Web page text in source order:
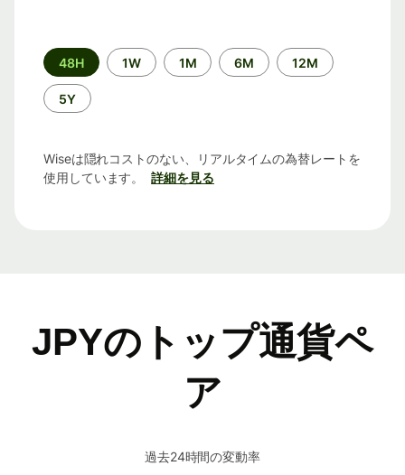
期
間
48H 1W 1M 6M 12M
5Y
Wiseは隠れコストのない、リアルタイムの為替レートを
使用しています。
詳細を見る
JPYのトップ通貨ペ
ア
過去24時間の変動率